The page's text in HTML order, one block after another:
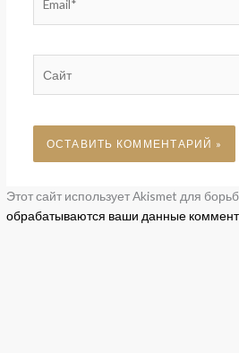
Этот сайт использует Akismet для
обрабатываются ваши данные